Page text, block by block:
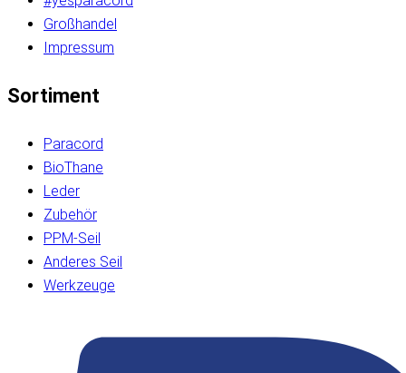
Großhandel
Impressum
Sortiment
Paracord
BioThane
Leder
Zubehör
PPM-Seil
Anderes Seil
Werkzeuge